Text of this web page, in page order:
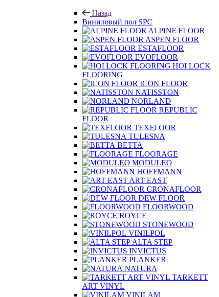
Назад
Виниловый пол SPC
ALPINE FLOOR
ASPEN FLOOR
ESTAFLOOR
EVOFLOOR
HOI LOCK
FLOORING
ICON FLOOR
NATISSTON
NORLAND
REPUBLIC
FLOOR
TEXFLOOR
TULESNA
BETTA
FLOORAGE
MODULEO
HOFFMANN
ART EAST
CRONAFLOOR
DEW FLOOR
FLOORWOOD
ROYCE
STONEWOOD
VINILPOL
ALTA STEP
INVICTUS
PLANKER
NATURA
TARKETT
ART VINYL
VINILAM